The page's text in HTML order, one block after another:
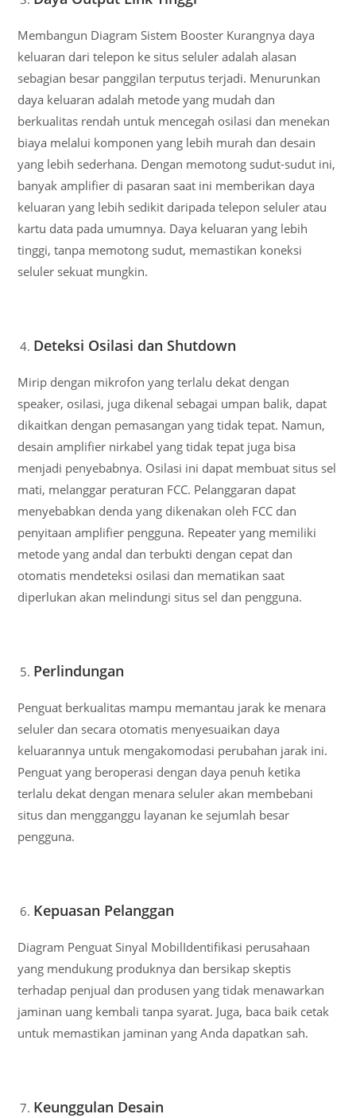
Membangun Diagram Sistem Booster Kurangnya daya
keluaran dari telepon ke situs seluler adalah alasan
sebagian besar panggilan terputus terjadi. Menurunkan
daya keluaran adalah metode yang mudah dan
berkualitas rendah untuk mencegah osilasi dan menekan
biaya melalui komponen yang lebih murah dan desain
yang lebih sederhana. Dengan memotong sudut-sudut ini,
banyak amplifier di pasaran saat ini memberikan daya
keluaran yang lebih sedikit daripada telepon seluler atau
kartu data pada umumnya. Daya keluaran yang lebih
tinggi, tanpa memotong sudut, memastikan koneksi
seluler sekuat mungkin.
Deteksi Osilasi dan Shutdown
Mirip dengan mikrofon yang terlalu dekat dengan
speaker, osilasi, juga dikenal sebagai umpan balik, dapat
dikaitkan dengan pemasangan yang tidak tepat. Namun,
desain amplifier nirkabel yang tidak tepat juga bisa
menjadi penyebabnya. Osilasi ini dapat membuat situs sel
mati, melanggar peraturan FCC. Pelanggaran dapat
menyebabkan denda yang dikenakan oleh FCC dan
penyitaan amplifier pengguna. Repeater yang memiliki
metode yang andal dan terbukti dengan cepat dan
otomatis mendeteksi osilasi dan mematikan saat
diperlukan akan melindungi situs sel dan pengguna.
Perlindungan
Penguat berkualitas mampu memantau jarak ke menara
seluler dan secara otomatis menyesuaikan daya
keluarannya untuk mengakomodasi perubahan jarak ini.
Penguat yang beroperasi dengan daya penuh ketika
terlalu dekat dengan menara seluler akan membebani
situs dan mengganggu layanan ke sejumlah besar
pengguna.
Kepuasan Pelanggan
Diagram Penguat Sinyal MobilIdentifikasi perusahaan
yang mendukung produknya dan bersikap skeptis
terhadap penjual dan produsen yang tidak menawarkan
jaminan uang kembali tanpa syarat. Juga, baca baik cetak
untuk memastikan jaminan yang Anda dapatkan sah.
Keunggulan Desain